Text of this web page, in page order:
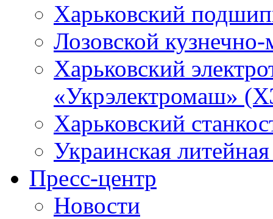
Харьковский
Лозовской
Харьковский
«Укрэлектромаш»
Харьковский
Украинская
Пресс-центр
Новости